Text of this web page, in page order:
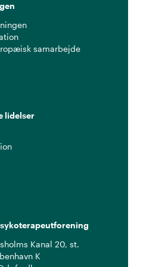
samarbejde
lidelser
Kanal 20, st.
K